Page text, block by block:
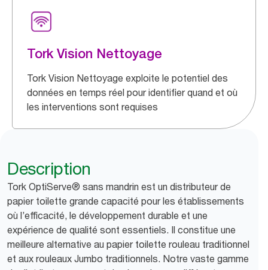
Tork Vision Nettoyage
Tork Vision Nettoyage exploite le potentiel des
données en temps réel pour identifier quand et où
les interventions sont requises
Description
Tork OptiServe® sans mandrin est un distributeur de
papier toilette grande capacité pour les établissements
où l’efficacité, le développement durable et une
expérience de qualité sont essentiels. Il constitue une
meilleure alternative au papier toilette rouleau traditionnel
et aux rouleaux Jumbo traditionnels. Notre vaste gamme